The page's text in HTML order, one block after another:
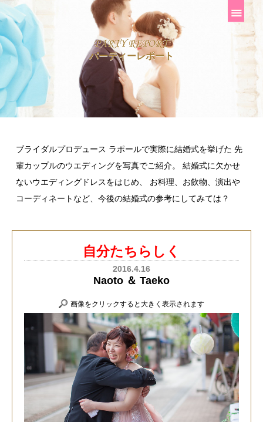
パーティーレポート
ブライダルプロデュース ラポールで実際に結婚式を挙げた 先
輩カップルのウエディングを写真でご紹介。
結婚式に欠かせ
ないウエディングドレスをはじめ、
お料理、お飲物、演出や
コーディネートなど、今後の結婚式の参考にしてみては？
自分たちらしく
2016.4.16
Naoto ＆ Taeko
画像をクリックすると大きく表示されます